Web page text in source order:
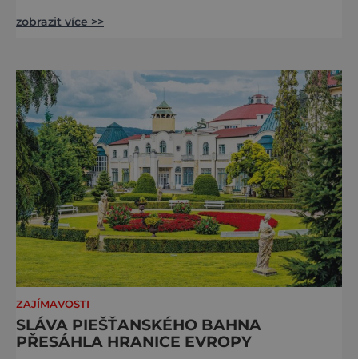
zve na cestu plnou inspirace, dobrodružství i
podobě. Města s neopakovatelnou
atmosférou Vydejte se s námi na prohlídku
měst, která patří k
zobrazit více >>
ZAJÍMAVOSTI
SLÁVA PIEŠŤANSKÉHO BAHNA
PŘESÁHLA HRANICE EVROPY